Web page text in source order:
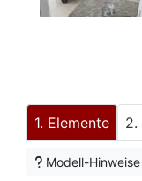
Elemente
Modell-Hinweise